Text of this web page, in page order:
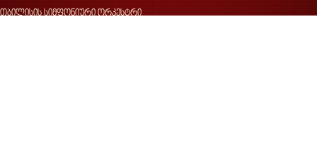
თბილისის სიმფონიური ორკესტრი